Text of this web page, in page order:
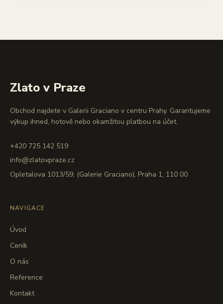
Zlato v Praze
Obchod najdete v Galerii Graciano v centru Prahy. Garantujeme
výkup ihned, hotově nebo okamžitou platbou na účet.
+420 725 142 519
info@zlatovpraze.cz
Opletalova 1013/59, (Galerie Graciano), Praha 1, 110 00
NAVIGACE
Úvod
Ceník
O nás
Reference
Kontakt